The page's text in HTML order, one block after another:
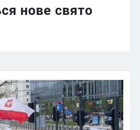
нове свято